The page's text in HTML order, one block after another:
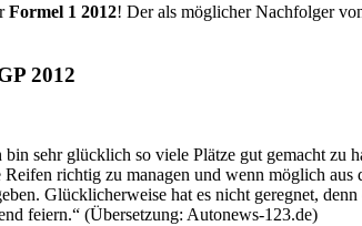
Formel 1 2012! Der als möglicher Nachfolger
2012
sehr glücklich so viele Plätze gut gemacht zu
richtig zu managen und wenn möglich
Glücklicherweise hat es nicht geregnet,
feiern.“ (Übersetzung: Autonews-123.de)